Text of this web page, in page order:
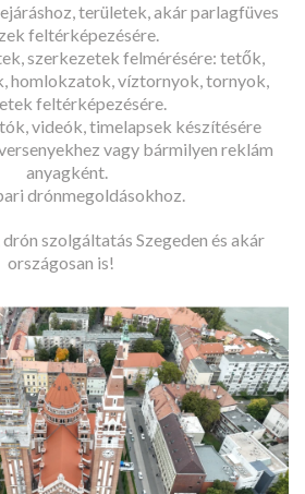
területek, akár parlagfüves
feltérképezésére.
szerkezetek felmérésére: tetők,
homlokzatok, víztornyok, tornyok,
feltérképezésére.
videók, timelapsek készítésére
vagy bármilyen reklám
anyagként.
drónmegoldásokhoz.
szolgáltatás Szegeden és akár
országosan is!